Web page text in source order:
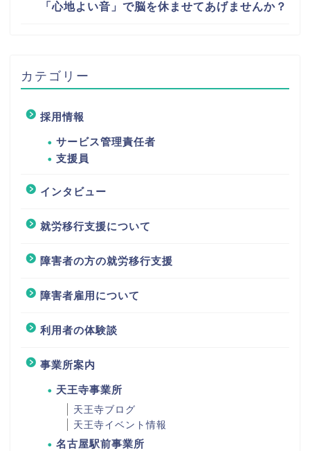
「心地よい音」で脳を休ませてあげませんか？
カテゴリー
採用情報
サービス管理責任者
支援員
インタビュー
就労移行支援について
障害者の方の就労移行支援
障害者雇用について
利用者の体験談
事業所案内
天王寺事業所
天王寺ブログ
天王寺イベント情報
名古屋駅前事業所